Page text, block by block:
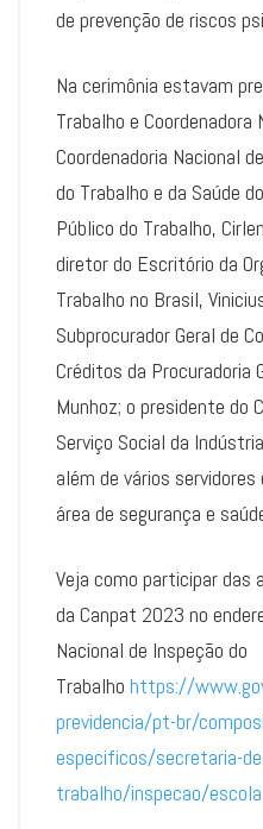
de prevenção de riscos
Na cerimônia estavam
Trabalho e
Coordenadoria Nacional
do Trabalho e da Saúde
Público do Trabalho,
diretor do Escritório da
Trabalho no Brasil,
Subprocurador Geral de
Créditos da Procuradoria
Munhoz; o presidente do
Serviço Social da
além de vários
área de segurança e
Veja como participar das
da Canpat 2023 no
Nacional de Inspeção do
Trabalho https://
previdencia/pt-br/
especificos/secretaria-
trabalho/inspecao/escola